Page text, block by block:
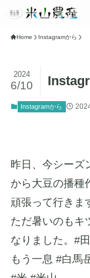
Home Instagramから
2024
6/10
Instagramから
昨日、今シーズ
から大豆の播種
頑張って行きま
ただ暑いのもキ
なりました。#
もう一息 #白馬